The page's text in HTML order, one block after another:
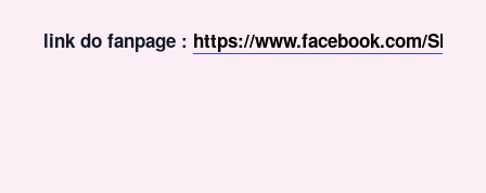
link do fanpage : https://www.facebook.com/